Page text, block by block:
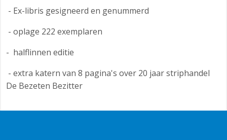
- Ex-libris gesigneerd en genummerd
- oplage 222 exemplaren
- halflinnen editie
- extra katern van 8 pagina's over 20 jaar striphandel
De Bezeten Bezitter